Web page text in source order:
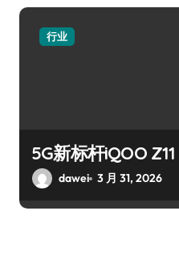
行业
5G新标杆iQOO
dawei 3 月 31, 2026